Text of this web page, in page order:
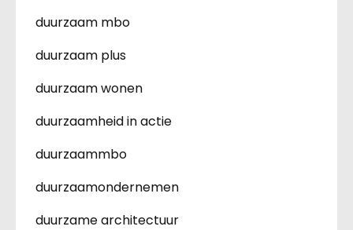
duurzaam mbo
duurzaam plus
duurzaam wonen
duurzaamheid in actie
duurzaammbo
duurzaamondernemen
duurzame architectuur